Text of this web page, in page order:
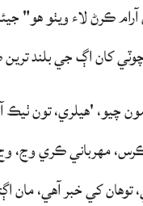
کان اڳ جي بلند
چيو، 'هيلري، تون ٺيڪ
مهرباني ڪري وڃ،
توهان کي خبر آهي، مان